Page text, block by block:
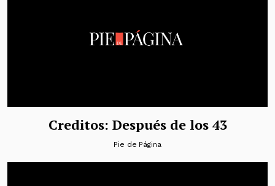
Creditos: Después de los 43
Pie de Página